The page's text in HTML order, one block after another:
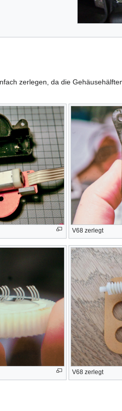
zerlegen, da die
V68 zerlegt
V68 zerlegt